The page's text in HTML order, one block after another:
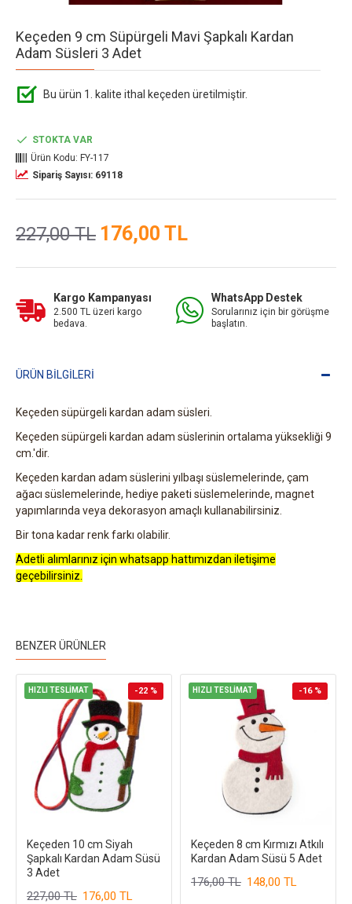
Keçeden 9 cm Süpürgeli Mavi Şapkalı Kardan
Adam Süsleri 3 Adet
Bu ürün 1. kalite ithal keçeden üretilmiştir.
176,00 TL
227,00 TL
STOKTA VAR
Ürün Kodu: FY-117
Sipariş Sayısı: 69118
Kargo Kampanyası
2.500 TL üzeri kargo
bedava.
WhatsApp Destek
Sorularınız için bir görüşme
başlatın.
ÜRÜN BILGILERI
Keçeden süpürgeli kardan adam süsleri.
Keçeden süpürgeli kardan adam süslerinin ortalama yüksekliği 9
cm.'dir.
Keçeden kardan adam süslerini yılbaşı süslemelerinde, çam
ağacı süslemelerinde, hediye paketi süslemelerinde, magnet
yapımlarında veya dekorasyon amaçlı kullanabilirsiniz.
Bir tona kadar renk farkı olabilir.
Adetli alımlarınız için whatsapp hattımızdan iletişime
geçebilirsiniz.
BENZER ÜRÜNLER
HIZLI TESLİMAT -22 %
Keçeden 10 cm Siyah
Şapkalı Kardan Adam Süsü
3 Adet
176,00 TL
227,00 TL
HIZLI TESLİMAT -16 %
Keçeden 8 cm Kırmızı Atkılı
Kardan Adam Süsü 5 Adet
148,00 TL
176,00 TL